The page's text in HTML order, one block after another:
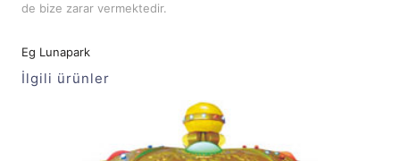
de bize zarar vermektedir.
Eg Lunapark
İlgili ürünler